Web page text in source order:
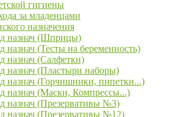
гигиены
за младенцами
назначения
назнач (Шприцы)
назнач (Тесты на беременность)
назнач (Салфетки)
назнач (Пластыри наборы)
назнач (Горчишники, пипетки...)
назнач (Маски, Компрессы...)
назнач (Презервативы №3)
назнач (Презервативы №12)